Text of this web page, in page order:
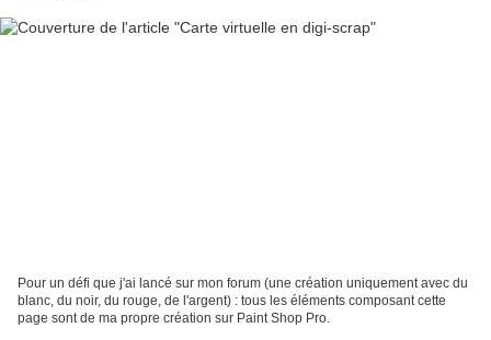
Pour un défi que j'ai lancé sur mon forum (une création uniquement avec du
blanc, du noir, du rouge, de l'argent) : tous les éléments composant cette
page sont de ma propre création sur Paint Shop Pro.